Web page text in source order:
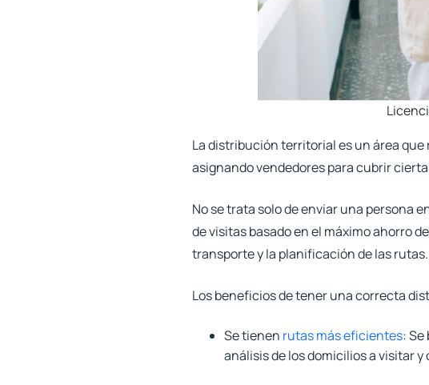
La distribución territoriales un área
asignando vendedores para cubrir
No se trata solo de enviar una persona
de visitas basado en el máximo ahorro
transporte y la planificación de las rutas.
Los beneficios de tener una correcta
Se tienen rutas más eficientes:Se
análisis de los domicilios a visitar